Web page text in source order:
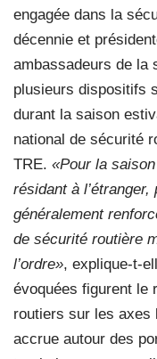
engagée dans la
décennie et
ambassadeurs de la
plusieurs dispositifs
durant la saison
national de sécurité
TRE. «Pour la
résidant à
généralement
de sécurité routière
l’ordre», explique-t-
évoquées figurent le
routiers sur les axes
accrue autour des